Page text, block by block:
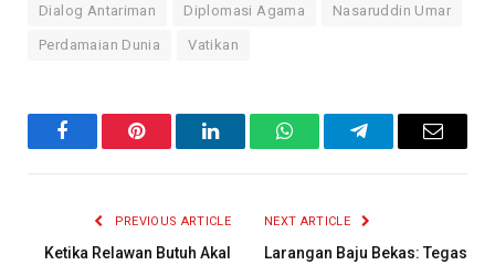
Dialog Antariman Diplomasi Agama Nasaruddin Umar
Perdamaian Dunia Vatikan
FacebookPinterest LinkedInWhatsAppTelegramEmail
PREVIOUS ARTICLE
Ketika Relawan Butuh Akal
NEXT ARTICLE
Larangan Baju Bekas: Tegas